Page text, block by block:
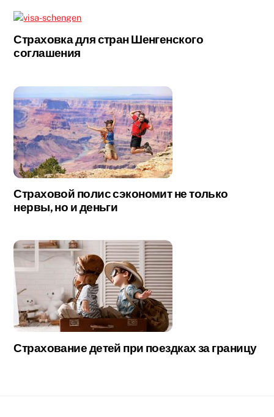
Страховка для стран Шенгенского
соглашения
Страховой полис сэкономит не только
нервы, но и деньги
Страхование детей при поездках за границу